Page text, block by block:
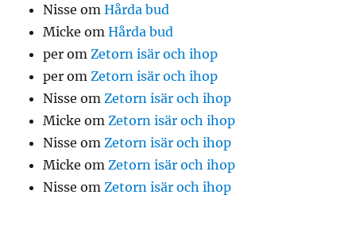
Nisse omHårda bud
Micke omHårda bud
per om Zetorn isär och ihop
per om Zetorn isär och ihop
Nisse om Zetorn isär och ihop
Micke om Zetorn isär och ihop
Nisse om Zetorn isär och ihop
Micke om Zetorn isär och ihop
Nisse om Zetorn isär och ihop